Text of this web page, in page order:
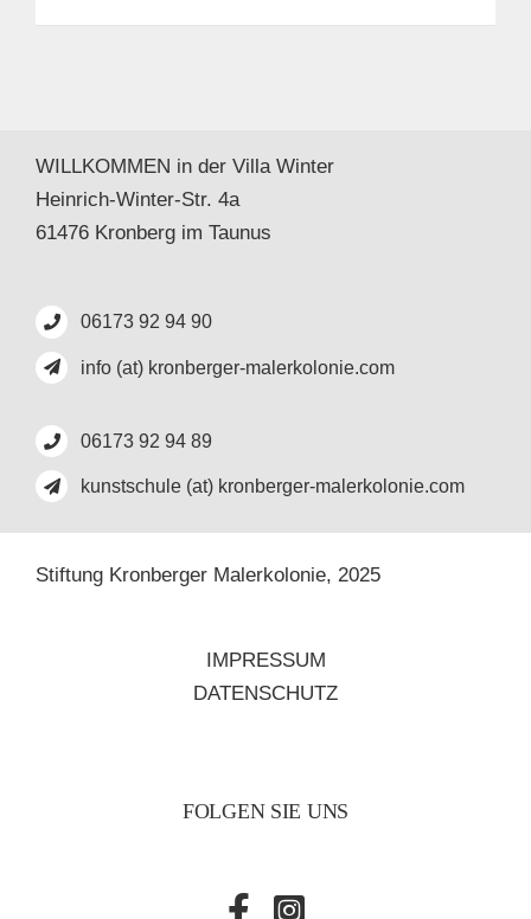
WILLKOMMEN in der Villa Winter
Heinrich-Winter-Str. 4a
61476 Kronberg im Taunus
06173 92 94 90
info (at) kronberger-malerkolonie.com
06173 92 94 89
kunstschule (at) kronberger-malerkolonie.com
Stiftung Kronberger Malerkolonie, 2025
IMPRESSUM
DATENSCHUTZ
FOLGEN SIE UNS